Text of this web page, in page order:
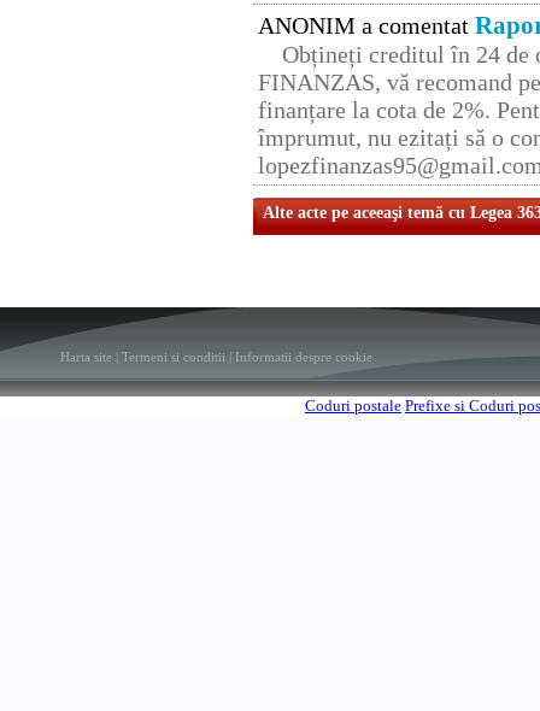
ANONIM a comentat
Obțineți creditul în 24 de
FINANZAS, vă recomand
finanțare la cota de 2%.
împrumut, nu ezitați să o
Alte acte pe aceeaşi temă cu Legea
Harta site Termeni si conditii Informatii despre cookie
Coduri postale Prefixe si Coduri